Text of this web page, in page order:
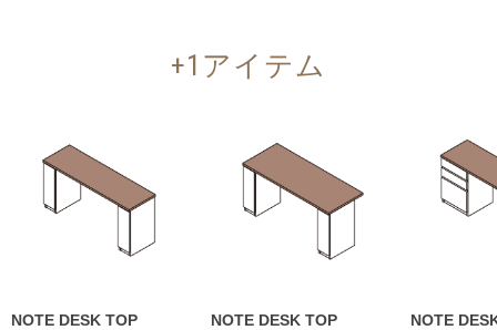
+1アイテム
NOTE DESK TOP NOTE DESK TOP NOTE